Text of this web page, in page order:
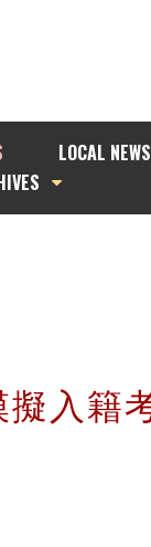
LOCAL NEWS
入籍